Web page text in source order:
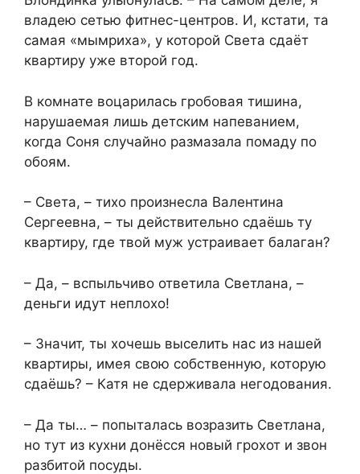
владею сетью фитнес-центров. И, кстати, та
самая «мымриха», у которой Света сдаёт
квартиру уже второй год.
В комнате воцарилась гробовая тишина,
нарушаемая лишь детским напеванием,
когда Соня случайно размазала помаду по
обоям.
– Света, – тихо произнесла Валентина
Сергеевна, – ты действительно сдаёшь ту
квартиру, где твой муж устраивает балаган?
– Да, – вспыльчиво ответила Светлана, –
деньги идут неплохо!
– Значит, ты хочешь выселить нас из нашей
квартиры, имея свою собственную, которую
сдаёшь? – Катя не сдерживала негодования.
– Да ты… – попыталась возразить Светлана,
но тут из кухни донёсся новый грохот и звон
разбитой посуды.